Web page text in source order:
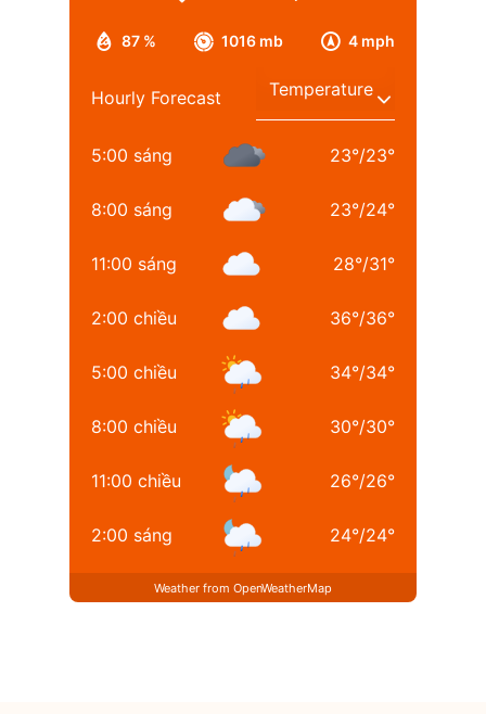
87 % 1016 mb 4 mph
Hourly Forecast
5:00 sáng 23°/23°
8:00 sáng 23°/24°
11:00 sáng 28°/31°
2:00 chiều 36°/36°
5:00 chiều 34°/34°
8:00 chiều 30°/30°
11:00 chiều 26°/26°
2:00 sáng 24°/24°
Weather from OpenWeatherMap